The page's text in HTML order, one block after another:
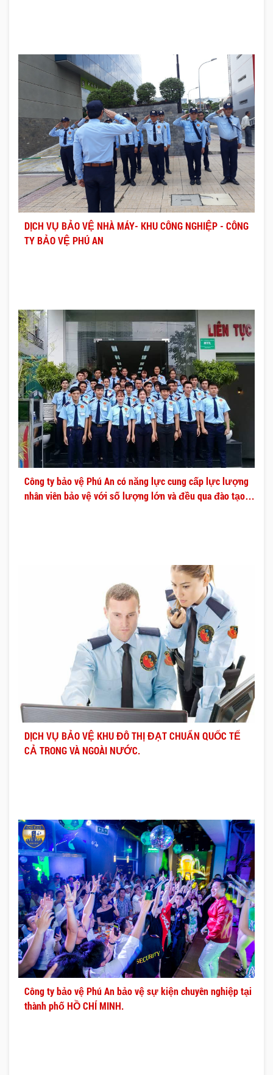
DỊCH VỤ BẢO VỆ NHÀ MÁY- KHU CÔNG NGHIỆP - CÔNG
TY BẢO VỆ PHÚ AN
Công ty bảo vệ Phú An có năng lực cung cấp lực lượng
nhân viên bảo vệ với số lượng lớn và đều qua đào tạo
DỊCH VỤ BẢO VỆ KHU ĐÔ THỊ ĐẠT CHUẨN QUỐC TẾ
CẢ TRONG VÀ NGOÀI NƯỚC.
Công ty bảo vệ Phú An bảo vệ sự kiện chuyên nghiệp tại
thành phố HỒ CHÍ MINH.